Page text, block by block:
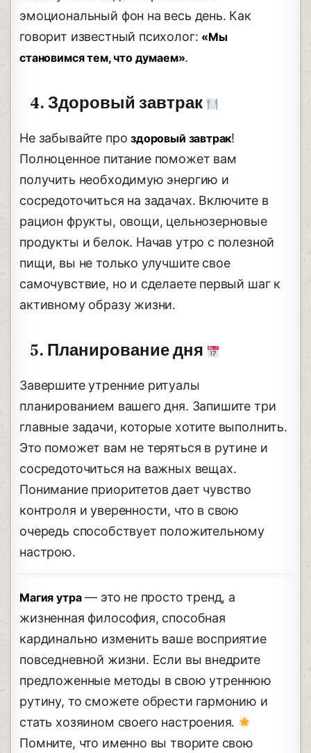
эмоциональный фон на весь день. Как
говорит известный психолог: «Мы
становимся тем, что думаем».
4. Здоровый завтрак
Не забывайте проздоровый завтрак!
Полноценное питание поможет вам
получить необходимую энергию и
сосредоточиться на задачах. Включите в
рацион фрукты, овощи, цельнозерновые
продукты и белок. Начав утро с полезной
пищи, вы не только улучшите свое
самочувствие, но и сделаете первый шаг к
активному образу жизни.
5. Планирование дня
Завершите утренние ритуалы
планированием вашего дня. Запишите три
главные задачи, которые хотите выполнить.
Это поможет вам не теряться в рутине и
сосредоточиться на важных вещах.
Понимание приоритетов дает чувство
контроля и уверенности, что в свою
очередь способствует положительному
настрою.
Магия утра— это не просто тренд, а
жизненная философия, способная
кардинально изменить ваше восприятие
повседневной жизни. Если вы внедрите
предложенные методы в свою утреннюю
рутину, то сможете обрести гармонию и
стать хозяином своего настроения.
Помните, что именно вы творите свою